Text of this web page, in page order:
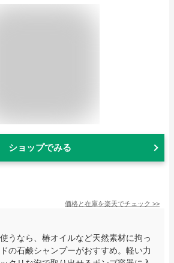
ショップでみる
価格と在庫を楽天でチェック >>
うなら、椿オイルなど天然素材に拘っ
の石鹸シャンプーがおすすめ。軽い力